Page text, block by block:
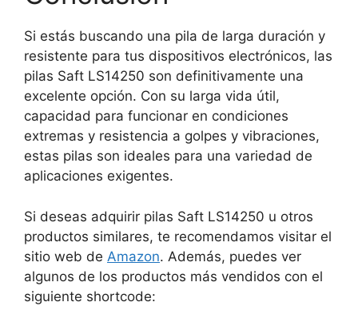
Si estás buscando una pila de larga duración y
resistente para tus dispositivos electrónicos, las
pilas Saft LS14250 son definitivamente una
excelente opción. Con su larga vida útil,
capacidad para funcionar en condiciones
extremas y resistencia a golpes y vibraciones,
estas pilas son ideales para una variedad de
aplicaciones exigentes.
Si deseas adquirir pilas Saft LS14250 u otros
productos similares, te recomendamos visitar el
sitio web de Amazon. Además, puedes ver
algunos de los productos más vendidos con el
siguiente shortcode: